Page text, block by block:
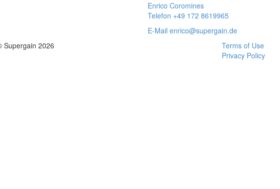
Enrico Coromines
Telefon +49 172 8619965
E-Mail enrico@supergain.de
Supergain 2026
Terms of Use
Privacy Policy